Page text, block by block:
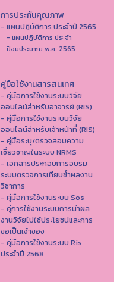
การประกันคุณภาพ
- แผนปฏิบัติการ ประจำปี 2565
- แผนปฏิบัติการ ประจำ
ปีงบประมาณ พ.ศ. 2565
คู่มือใช้งานสารสนเทศ
- คู่มือการใช้งานระบบวิจัย
ออนไลน์สำหรับอาจารย์ (RIS)
- คู่มือการใช้งานระบบวิจัย
ออนไลน์สำหรับเจ้าหน้าที่ (RIS)
- คู่มือระบุ/ตรวจสอบความ
เชี่ยวชาญในระบบ NRMS
- เอกสารประกอบการอบรม
ระบบตรวจการเทียบซ้ำผลงาน
วิชาการ
- คู่มือการใช้งานระบบ Sos
- คู่การใช้งานระบบการนำผล
งานวิจัยไปใช้ประโยชน์และการ
ขอเป็นเจ้าของ
- คู่มือการใช้งานระบบ Ris
ประจำปี 2568